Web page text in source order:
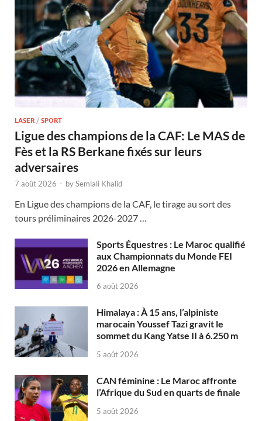
LASER / SPORT
Ligue des champions de la CAF: Le MAS de
Fès et la RS Berkane fixés sur leurs
adversaires
7 août 2026 - bySemlali Khalid
En Ligue des champions de la CAF, le tirage au sort des
tours préliminaires 2026-2027 …
Sports Équestres : Le Maroc qualifié
aux Championnats du Monde FEI
2026 en Allemagne
6 août 2026
Himalaya : À 15 ans, l’alpiniste
marocain Youssef Tazi gravit le
sommet du Kang Yatse II à 6.250 m
5 août 2026
CAN féminine : Le Maroc affronte
l’Afrique du Sud en quarts de finale
5 août 2026